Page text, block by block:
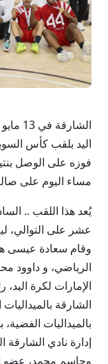
مساء اليوم على
يُعد هذا اللقب ..
عشر على التوالي،
وقام سعادة عيسى
الرياضي، و داوود
الإمارات لكرة
الشارقة
بالميداليات
إدارة نادي الشارقة
وجاسم محمد، عضو